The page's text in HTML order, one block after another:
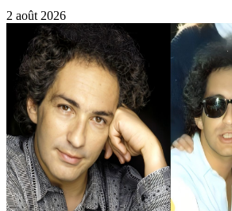
2 août 2026